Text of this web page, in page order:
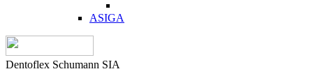
ASIGA
Dentoflex Schumann SIA